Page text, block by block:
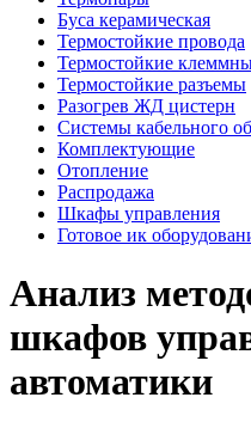
Буса керамическая
Термостойкие провода
Термостойкие
Термостойкие разъемы
Разогрев ЖД цистерн
Системы кабельного
Комплектующие
Отопление
Распродажа
Шкафы управления
Готовое ик
Анализ
шкафов
автоматики